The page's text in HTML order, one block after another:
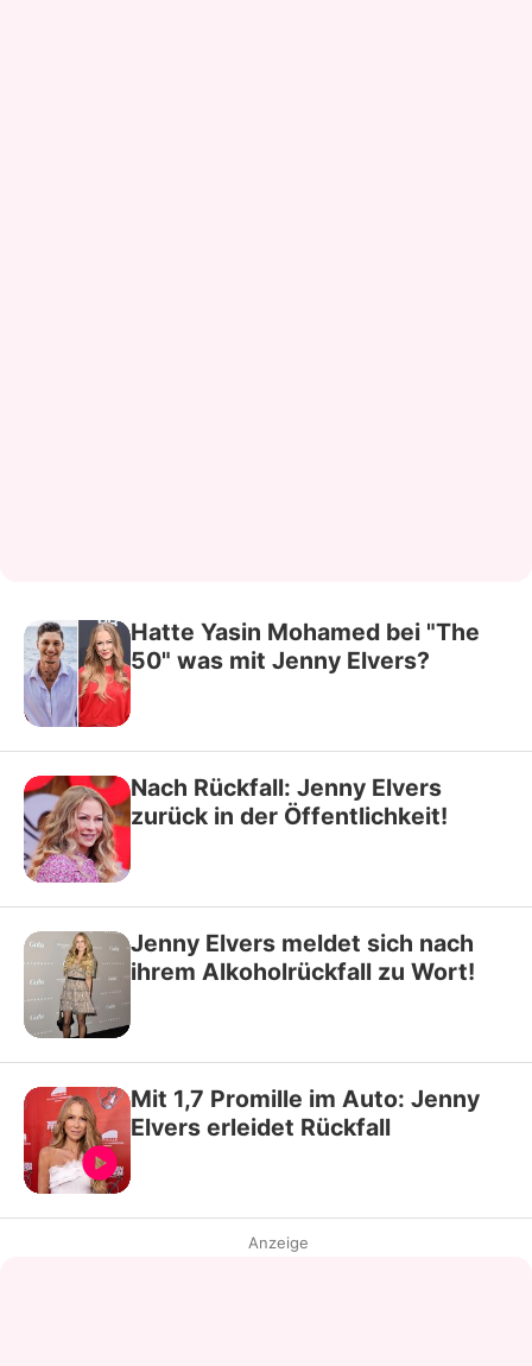
Hatte Yasin Mohamed bei "The
50" was mit Jenny Elvers?
Nach Rückfall: Jenny Elvers
zurück in der Öffentlichkeit!
Jenny Elvers meldet sich nach
ihrem Alkoholrückfall zu Wort!
Mit 1,7 Promille im Auto: Jenny
Elvers erleidet Rückfall
Anzeige